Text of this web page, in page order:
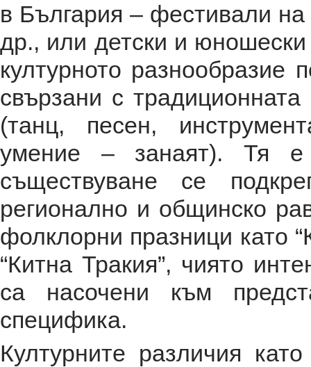
в България – фестивали
др., или детски и
културното разнообразие
свързани с традиционната
(танц, песен,
умение – занаят). Тя е
съществуване се
регионално и общинско
фолклорни празници като
“Китна Тракия”, чиято
са насочени към
специфика.
Културните различия